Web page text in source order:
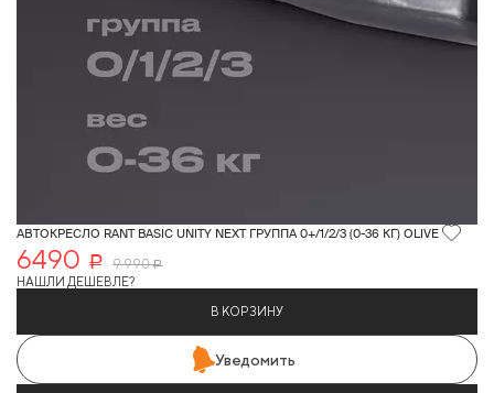
АВТОКРЕСЛО RANT BASIC UNITY NEXT ГРУППА 0+/1/2/3 (0-36 КГ) OLIVE
6490 Р 9 990 Р
НАШЛИ ДЕШЕВЛЕ?
В КОРЗИНУ
Уведомить